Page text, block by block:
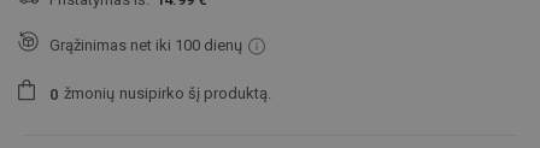
Grąžinimas net iki 100 dienų
0 žmonių nusipirko šį produktą.